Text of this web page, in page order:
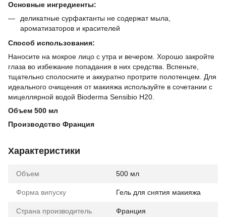
Основные ингредиенты:
деликатные сурфактанты не содержат мыла,
ароматизаторов и красителей
Способ использования:
Наносите на мокрое лицо с утра и вечером. Хорошо закройте
глаза во избежание попадания в них средства. Вспеньте,
тщательно сполосните и аккуратно протрите полотенцем. Для
идеального очищения от макияжа используйте в сочетании с
мицеллярной водой Bioderma Sensibio H20.
Объем 500 мл
Производство Франция
Характеристики
Объем 500 мл
Форма випуску Гель для снятия макияжа
Страна производитель Франция